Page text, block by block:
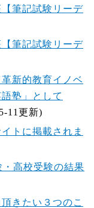
筆記試験リーデ
筆記試験リーデ
新的教育イノベ
塾」として
11更新)
トに掲載されま
高校受験の結果
きたい３つのこ